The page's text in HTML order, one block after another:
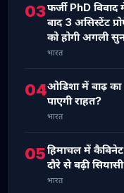
03फर्जी PhD
बाद 3 असिस्टेंट
को होगी अगली
भारत
04ओडिशा में बाढ़
पाएगी राहत?
भारत
05हिमाचल में
दौरे से बढ़ी
भारत